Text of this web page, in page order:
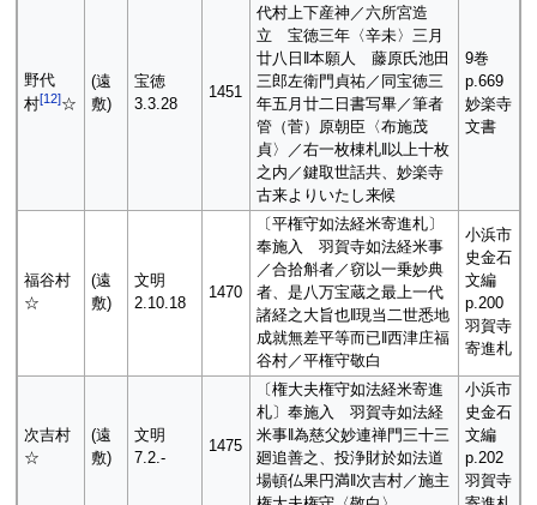
野代
村[12]☆
(遠
敷)
宝徳
3.3.28
1451
代村上下産神／六所宮造
立 宝徳三年〈辛未〉三月
廿八日‖本願人 藤原氏池田
三郎左衛門貞祐／同宝徳三
年五月廿二日書写畢／筆者
管（菅）原朝臣〈布施茂
貞〉／右一枚棟札‖以上十枚
之内／鍵取世話共、妙楽寺
古来よりいたし来候
9巻
p.669
妙楽寺
文書
福谷村
☆
(遠
敷)
文明
2.10.18
1470
〔平権守如法経米寄進札〕
奉施入 羽賀寺如法経米事
／合拾斛者／窃以一乗妙典
者、是八万宝蔵之最上一代
諸経之大旨也‖現当二世悉地
成就無差平等而已‖西津庄福
谷村／平権守敬白
小浜市
史金石
文編
p.200
羽賀寺
寄進札
次吉村
☆
(遠
敷)
文明
7.2.-
1475
〔権大夫権守如法経米寄進
札〕奉施入 羽賀寺如法経
米事‖為慈父妙連禅門三十三
廻追善之、投浄財於如法道
場頓仏果円満‖次吉村／施主
小浜市
史金石
文編
p.202
羽賀寺